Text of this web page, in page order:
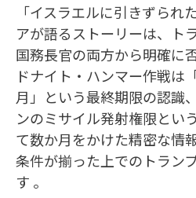
「イスラエルに引きずられ
アが語るストーリーは、ト
国務長官の両方から明確に
ドナイト・ハンマー作戦は
月」という最終期限の認識
ンのミサイル発射権限とい
て数か月をかけた精密な情
条件が揃った上でのトラン
す 。